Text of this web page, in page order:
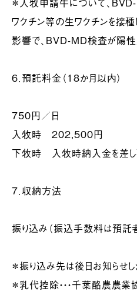
ワクチン等の生ワクチンを接種
影響で、BVD-MD検査が陽性
６．預託料金（18か月以内）
750円／日
入牧時 202,500円
下牧時 入牧時納入金を差
７．収納方法
振り込み（振込手数料は預託
＊振り込み先は後日お知らせし
＊乳代控除・・・千葉酪農農